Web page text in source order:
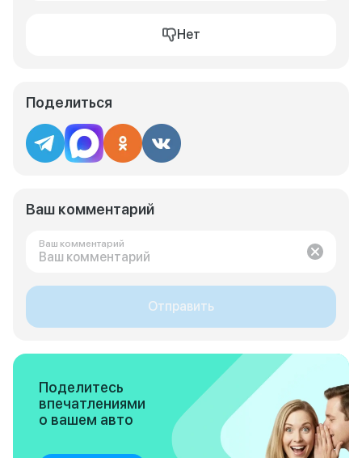
Нет
Поделиться
Ваш комментарий
Ваш комментарий
Отправить
Поделитесь
впечатлениями
о вашем авто